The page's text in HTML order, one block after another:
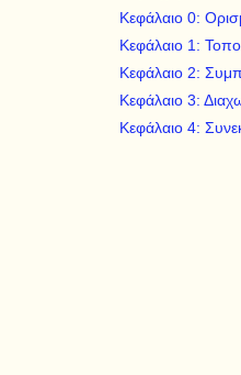
Κεφάλαιο 0:
Κεφάλαιο 1:
Κεφάλαιο 2:
Κεφάλαιο 3:
Κεφάλαιο 4: